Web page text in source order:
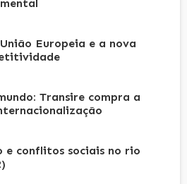
Europeia e a nova
Transire compra a
e conflitos sociais no rio